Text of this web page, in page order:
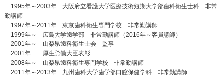
1995年～2003年 大阪府立看護大学医療技術短期大学部歯科衛生士科 非常
勤講師
1997年～2011年 東京歯科衛生専門学校 非常勤講師
1999年～ 広島大学歯学部 非常勤講師（2016年～客員講師）
2001年～ 山梨県歯科衛生士会 監事
2001年 厚生労働大臣表彰
2008年～ 山梨県歯科衛生専門学校 非常勤講師
2011年～2013年 九州歯科大学歯学部口腔保健学科 非常勤講師